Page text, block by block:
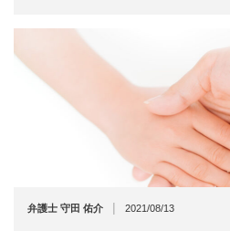
弁護士 守田 佑介 | 2021/08/13